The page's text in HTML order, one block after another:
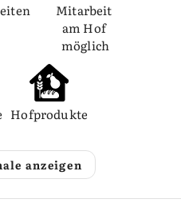
Mitarbeit
am Hof
möglich
Hofprodukte
anzeigen